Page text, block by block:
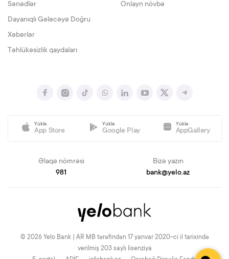
Sənədlər
Dayanıqlı Gələcəyə Doğru
Xəbərlər
Təhlükəsizlik qaydaları
Onlayn növbə
Yüklə
App Store
Yüklə
Google Play
Yüklə
AppGallery
Əlaqə nömrəsi
981
Bizə yazın
bank@yelo.az
© 2026 Yelo Bank | AR MB tərəfindən 17 yanvar 2020-ci il tarixində
verilmiş 203 saylı lisenziya